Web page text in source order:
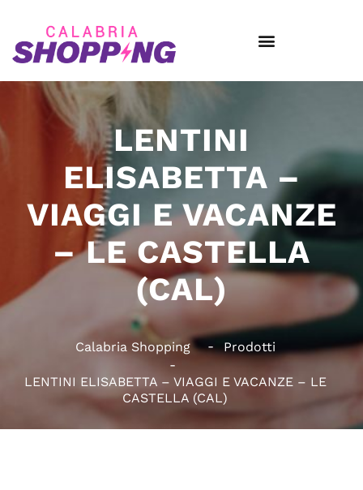
LENTINI
ELISABETTA –
VIAGGI E VACANZE
– LE CASTELLA
(CAL)
Calabria Shopping Prodotti
LENTINI ELISABETTA – VIAGGI E VACANZE – LE
CASTELLA (CAL)